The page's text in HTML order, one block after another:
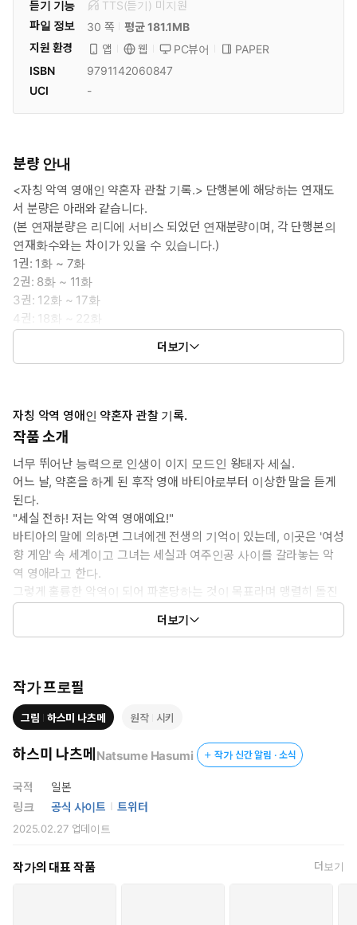
듣기 기능 TTS(듣기) 미 지원
파일 정보
30 쪽
평균 181.1MB
지원 환경
앱 웹 PC뷰어
PAPER
ISBN
9791142060847
UCI
-
분량 안내
<자칭 악역 영애인 약혼자 관찰 기록.> 단행본에 해당하는 연재도
서 분량은 아래와 같습니다.
(본 연재분량은 리디에 서비스 되었던 연재분량이며, 각 단행본의
연재화수와는 차이가 있을 수 있습니다.)
1권: 1화 ~ 7화
2권: 8화 ~ 11화
3권: 12화 ~ 17화
4권: 18화 ~ 22화
5권: 23화 ~ 28화
더보기
자칭 악역 영애인 약혼자 관찰 기록.
작품 소개
너무 뛰어난 능력으로 인생이 이지 모드인 왕태자 세실.
어느 날, 약혼을 하게 된 후작 영애 바티아로부터 이상한 말을 듣게
된다.
"세실 전하! 저는 악역 영애예요!"
바티아의 말에 의하면 그녀에겐 전생의 기억이 있는데, 이곳은 '여성
향 게임' 속 세계이고 그녀는 세실과 여주인공 사이를 갈라놓는 악
역 영애라고 한다.
그렇게 훌륭한 악역이 되어 파혼당하는 것이 목표라며 맹렬히 돌진
하는 바티아는 지루한 세실의 일상에 차례차례 소동을 일으키기 시
더보기
작가 프로필
그림 하스미 나츠메 원작 시키
하스미 나츠메 Natsume Hasumi 작가 신간 알림 · 소식
국적
일본
링크
공식 사이트 트위터
2025.02.27업데이트
작가의 대표 작품 더보기